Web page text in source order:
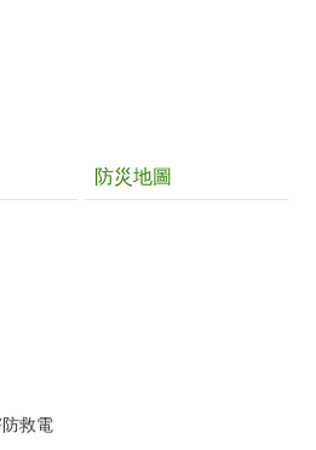
救電
防災地圖